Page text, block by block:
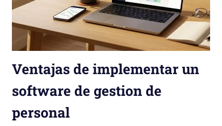
Ventajas de implementar un
software de gestion de
personal